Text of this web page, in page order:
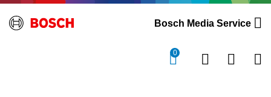
Bosch Media Service
0